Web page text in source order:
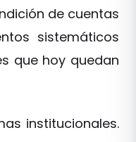
de cuentas
sistemáticos
que hoy quedan
institucionales.